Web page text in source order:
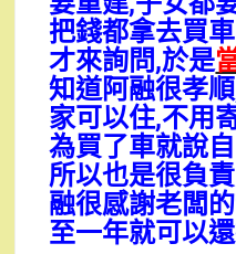
把錢都拿去買
才來詢問,於是
知道阿融很孝
家可以住,不用
為買了車就說
所以也是很負
融很感謝老闆
至一年就可以